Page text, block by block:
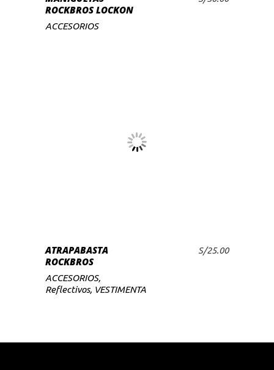
ROCKBROS LOCKON
ACCESORIOS
AÑADIR AL CARRITO
ATRAPABASTA
ROCKBROS
S/25.00
ACCESORIOS,
Reflectivos, VESTIMENTA